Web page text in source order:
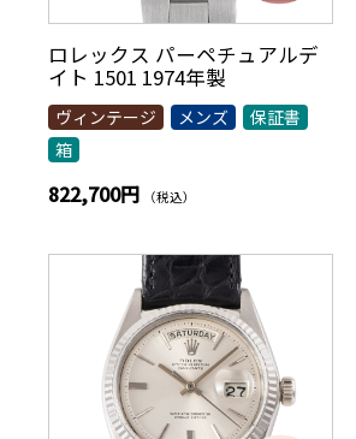
ロレックス パーペチュアルデ
イト 1501 1974年製
ヴィンテージ メンズ
保証書
箱
822,700円 （税込）